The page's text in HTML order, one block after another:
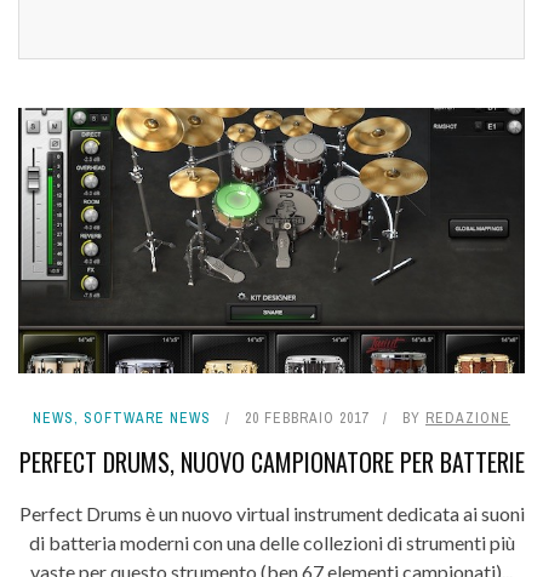
NEWS, SOFTWARE NEWS 20 FEBBRAIO 2017 BY REDAZIONE
PERFECT DRUMS, NUOVO CAMPIONATORE PER BATTERIE
Perfect Drums è un nuovo virtual instrument dedicata ai suoni
di batteria moderni con una delle collezioni di strumenti più
vaste per questo strumento (ben 67 elementi campionati)...